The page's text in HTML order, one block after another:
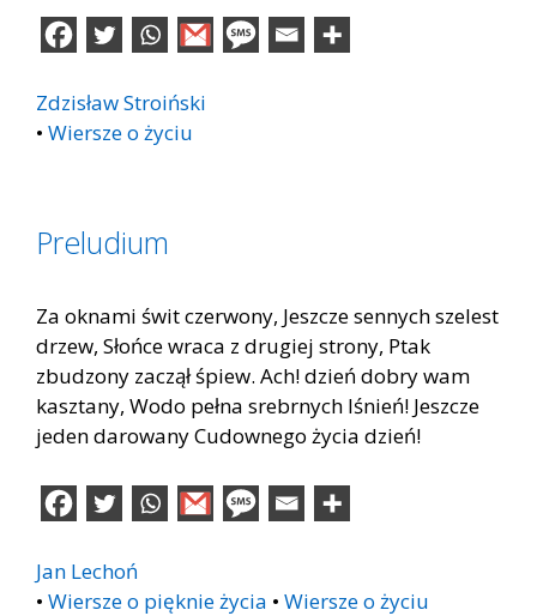
Zdzisław Stroiński
• Wiersze o życiu
Preludium
Za oknami świt czerwony, Jeszcze sennych szelest
drzew, Słońce wraca z drugiej strony, Ptak
zbudzony zaczął śpiew. Ach! dzień dobry wam
kasztany, Wodo pełna srebrnych lśnień! Jeszcze
jeden darowany Cudownego życia dzień!
Jan Lechoń
• Wiersze o pięknie życia • Wiersze o życiu